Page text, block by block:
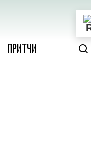
ПРИТЧИ